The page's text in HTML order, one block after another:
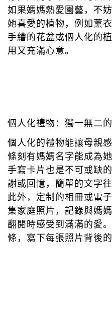
如果媽媽熱愛園藝，不
她喜愛的植物，例如薰
手繪的花盆或個人化的
用又充滿心意。
個人化禮物：獨一無二
個人化的禮物能讓母親
條刻有媽媽名字能成為
手寫卡片也是不可或缺
謝或回憶，簡單的文字
此外，定制的相冊或電
集家庭照片，記錄與媽
翻閱時感受到滿滿的愛
條，寫下每張照片背後